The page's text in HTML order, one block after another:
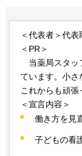
＜代表者＞代
＜PR＞
当薬局スタ
ています。小さ
これからも頑張
＜宣言内容＞
働き方を見
子どもの看